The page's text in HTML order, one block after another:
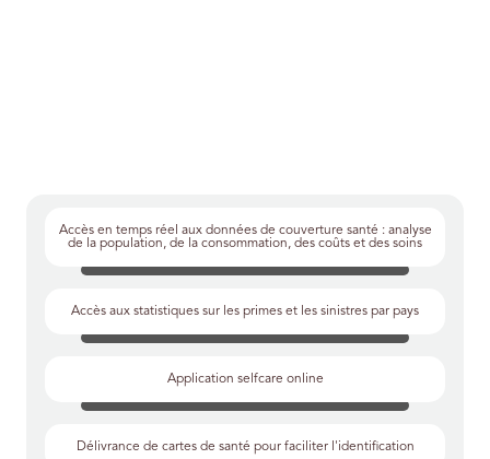
Accès en temps réel aux données de couverture santé : analyse
de la population, de la consommation, des coûts et des soins
Accès aux statistiques sur les primes et les sinistres par pays
Application selfcare online
Délivrance de cartes de santé pour faciliter l'identification